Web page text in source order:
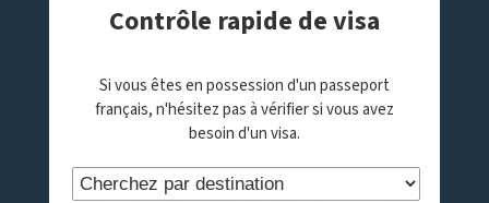
Contrôle rapide de visa
Si vous êtes en possession d'un passeport
français, n'hésitez pas à vérifier si vous avez
besoin d'un visa.